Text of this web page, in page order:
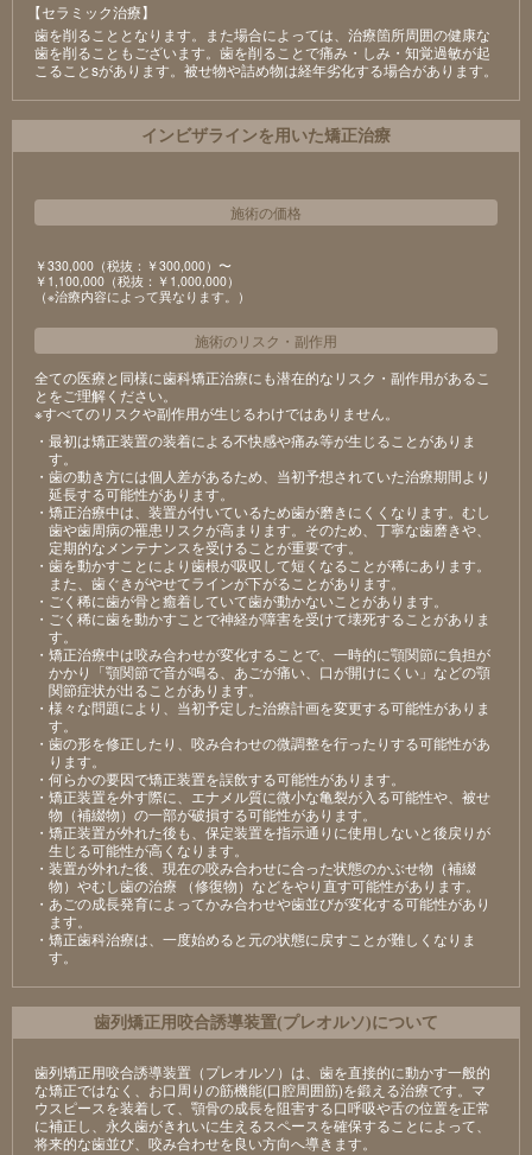
【セラミック治療】
⻭を削ることとなります。また場合によっては、治療箇所周囲の健康な
⻭を削ることもございます。⻭を削ることで痛み・しみ・知覚過敏が起
こることsがあります。被せ物や詰め物は経年劣化する場合があります。
インビザラインを用いた矯正治療
施術の価格
￥330,000（税抜：￥300,000）〜
￥1,100,000（税抜：￥1,000,000）
（※治療内容によって異なります。）
施術のリスク ・ 副作用
全ての医療と同様に歯科矯正治療にも潜在的なリスク・副作用があるこ
とをご理解ください。
※すべてのリスクや副作用が生じるわけではありません。
・最初は矯正装置の装着による不快感や痛み等が生じることがありま
す。
・歯の動き方には個人差があるため、当初予想されていた治療期間より
延長する可能性があります。
・矯正治療中は、装置が付いているため歯が磨きにくくなります。むし
歯や歯周病の罹患リスクが高まります。そのため、丁寧な歯磨きや、
定期的なメンテナンスを受けることが重要です。
・歯を動かすことにより歯根が吸収して短くなることが稀にあります。
また、歯ぐきがやせてラインが下がることがあります。
・ごく稀に歯が骨と癒着していて歯が動かないことがあります。
・ごく稀に歯を動かすことで神経が障害を受けて壊死することがありま
す。
・矯正治療中は咬み合わせが変化することで、一時的に顎関節に負担が
かかり「顎関節で音が鳴る、あごが痛い、口が開けにくい」などの顎
関節症状が出ることがあります。
・様々な問題により、当初予定した治療計画を変更する可能性がありま
す。
・歯の形を修正したり、咬み合わせの微調整を行ったりする可能性があ
ります。
・何らかの要因で矯正装置を誤飲する可能性があります。
・矯正装置を外す際に、エナメル質に微小な亀裂が入る可能性や、被せ
物（補綴物）の一部が破損する可能性があります。
・矯正装置が外れた後も、保定装置を指示通りに使用しないと後戻りが
生じる可能性が高くなります。
・装置が外れた後、現在の咬み合わせに合った状態のかぶせ物（補綴
物）やむし歯の治療 （修復物）などをやり直す可能性があります。
・あごの成長発育によってかみ合わせや歯並びが変化する可能性があり
ます。
・矯正歯科治療は、一度始めると元の状態に戻すことが難しくなりま
す。
⻭列矯正⽤咬合誘導装置(プレオルソ)について
歯列矯正用咬合誘導装置（プレオルソ）は、歯を直接的に動かす一般的
な矯正ではなく、お口周りの筋機能(口腔周囲筋)を鍛える治療です。マ
ウスピースを装着して、顎骨の成長を阻害する口呼吸や舌の位置を正常
に補正し、永久歯がきれいに生えるスペースを確保することによって、
将来的な歯並び、咬み合わせを良い方向へ導きます。